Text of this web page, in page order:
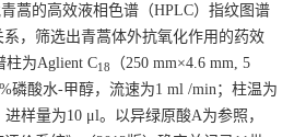
蒿的高效液相色谱（HPLC）指纹图谱
，筛选出青蒿体外抗氧化作用的药效
柱为Aglient C18
（250 mm×4.6 mm, 5
磷酸水-甲醇，流速为1 ml /min；柱温为
样量为10 μl。以异绿原酸A为参照，